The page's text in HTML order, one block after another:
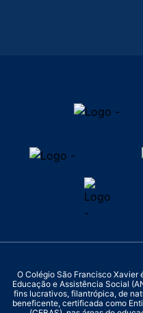
O Colégio São Francisco Xavier
Educação e Assistência Social
fins lucrativos, filantrópica, de
beneficente, certificada como